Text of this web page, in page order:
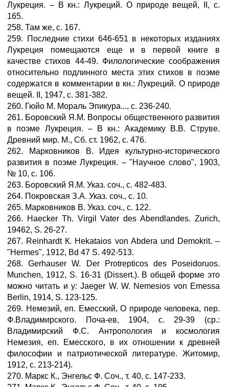
Лукреция. – В кн.: Лукреций. О природе вещей, II, с.
165.
258. Там же, с. 167.
259. Последние стихи 646-651 в некоторых изданиях
Лукреция помещаются еще и в первой книге в
качестве стихов 44-49. Филологические соображения
относительно подлинного места этих стихов в поэме
содержатся в комментарии в кн.: Лукреций. О природе
вещей. II, 1947, с. 381-382.
260. Гюйо М. Мораль Эпикура..., с. 236-240.
261. Боровский Я.М. Вопросы общественного развития
в поэме Лукреция. – В кн.: Академику В.В. Струве.
Древний мир. М., Сб. ст. 1962, с. 476.
262. Марковников В. Идея культурно-исторического
развития в поэме Лукреция. – "Научное слово", 1903,
№ 10, с. 106.
263. Боровский Я.М. Указ. соч., с. 482-483.
264. Покровская З.А. Указ. соч., с. 10.
265. Марковников В. Указ. соч., с. 122.
266. Haecker Th. Virgil Vater des Abendlandes. Zurich,
19462, S. 26-27.
267. Reinhardt К. Hekataios von Abdera und Demokrit. –
"Hermes", 1912, Bd 47 S. 492-513.
268. Gerhauser W. Der Protrepticos des Poseidoruos.
Munchen, 1912, S. 16-31 (Dissert.). В общей форме это
можно читать и у: Jаеger W. W. Nemesios von Emessa
Berlin, 1914, S. 123-125.
269. Немезий, еп. Емесский, О природе человека, пер.
Ф.Владимирского. Поча-ев, 1904, с. 29-39 (ср.:
Владимирский Ф.С. Антропология и космология
Немезия, еп. Емесского, в их отношении к древней
философии и патриотической литературе. Житомир,
1912, с. 213-214).
270. Маркс К., Энгельс Ф. Соч., т. 40, с. 147-233.